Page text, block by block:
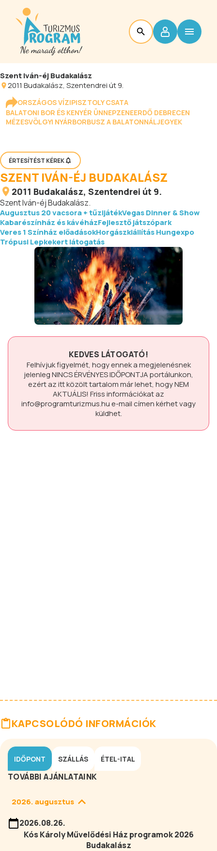
Szent Iván-éj Budakalász
2011 Budakalász, Szentendrei út 9.
ORSZÁGOS VÍZIPISZTOLY CSATA
BALATONI BOR ÉS KENYÉR ÜNNEPZENEERDŐ DEBRECEN
MÉZESVÖLGYI NYÁRBORBUSZ A BALATONNÁLJEGYEK
ÉRTESÍTÉST KÉREK
SZENT IVÁN-ÉJ BUDAKALÁSZ
2011 Budakalász, Szentendrei út 9.
Szent Iván-éj Budakalász.
Augusztus 20 vacsora + tűzijátékVegas Dinner & Show
Kabarészínház és kávéházFejlesztő játszópark
Veres 1 Színház előadásokHorgászkiállítás Hungexpo
Trópusi Lepkekert látogatás
KEDVES LÁTOGATÓ!
Felhívjuk figyelmét, hogy ennek a megjelenésnek
jelenlegNINCS ÉRVÉNYES IDŐPONTJAportálunkon,
ezért az itt közölt tartalom már lehet, hogyNEM
AKTUÁLIS! Friss információkat az
info@programturizmus.hue-mail címen kérhet vagy
küldhet.
KAPCSOLÓDÓ INFORMÁCIÓK
IDŐPONT SZÁLLÁS ÉTEL-ITAL
TOVÁBBI AJÁNLATAINK
2026. augusztus
2026.08.26.
Kós Károly Művelődési Ház programok 2026
Budakalász